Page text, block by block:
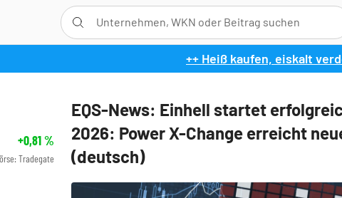
++ Heiß kaufen, eiskalt
EQS-News: Einhell startet
2026: Power X-Change erreicht
(deutsch)
+0,81%
Tradegate